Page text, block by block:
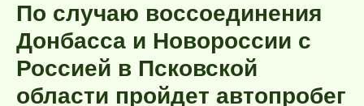
По случаю воссоединения
Донбасса и Новороссии с
Россией в Псковской
области пройдет автопробег